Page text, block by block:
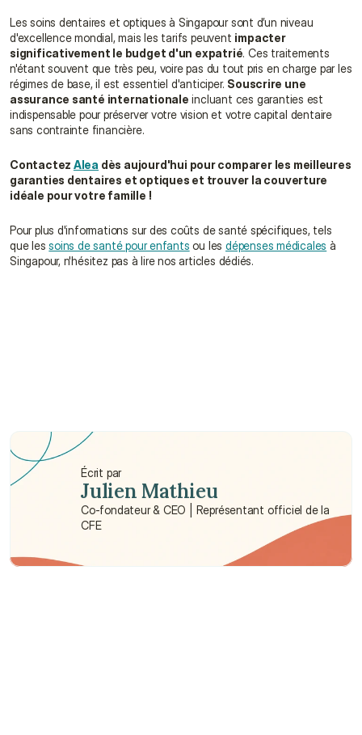
Les soins dentaires et optiques à Singapour sont d’un niveau
d'excellence mondial, mais les tarifs peuvent impacter
significativement le budget d'un expatrié. Ces traitements
n'étant souvent que très peu, voire pas du tout pris en charge par les
régimes de base, il est essentiel d'anticiper. Souscrire une
assurance santé internationale incluant ces garanties est
indispensable pour préserver votre vision et votre capital dentaire
sans contrainte financière.
Contactez Alea dès aujourd'hui pour comparer les meilleures
garanties dentaires et optiques et trouver la couverture
idéale pour votre famille !
Pour plus d'informations sur des coûts de santé spécifiques, tels
que les soins de santé pour enfants ou les dépenses médicales à
Singapour, n'hésitez pas à lire nos articles dédiés.
Y a-t-il une limite maximale au montant que je
peux réclamer pour des lunettes chaque année ?
Écrit par
Julien Mathieu
Co-fondateur & CEO | Représentant officiel de la
CFE